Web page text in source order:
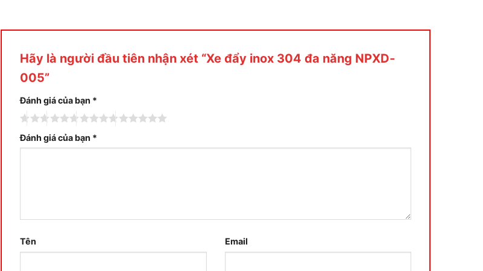
Hãy là người đầu tiên nhận xét “Xe đẩy inox 304 đa năng NPXD-
005”
Đánh giá của bạn *
Đánh giá của bạn *
Tên Email